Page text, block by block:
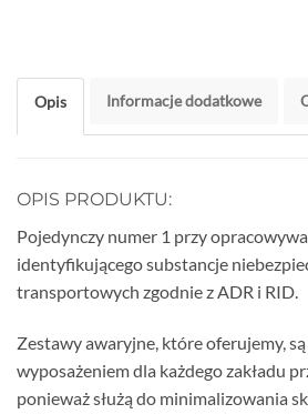
Opis Informacje dodatkowe
OPIS PRODUKTU:
Pojedynczy numer 1 przy
identyfikującego substancje
transportowych zgodnie z ADR i RID.
Zestawy awaryjne, które oferujemy,
wyposażeniem dla każdego zakładu
ponieważ służą do minimalizowania